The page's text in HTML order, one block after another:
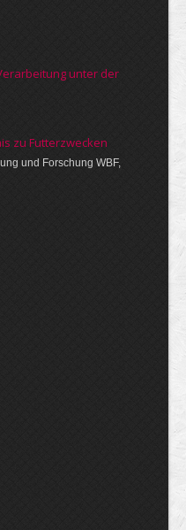
unter der
zu Futterzwecken
und Forschung WBF,